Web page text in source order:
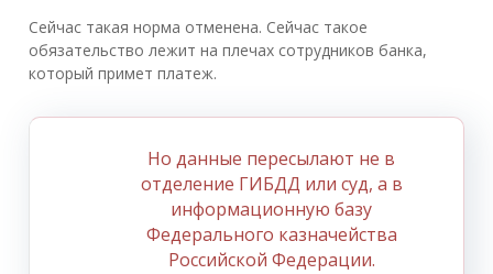
Сейчас такая норма отменена. Сейчас такое
обязательство лежит на плечах сотрудников банка,
который примет платеж.
Но данные пересылают не в
отделение ГИБДД или суд, а в
информационную базу
Федерального казначейства
Российской Федерации.